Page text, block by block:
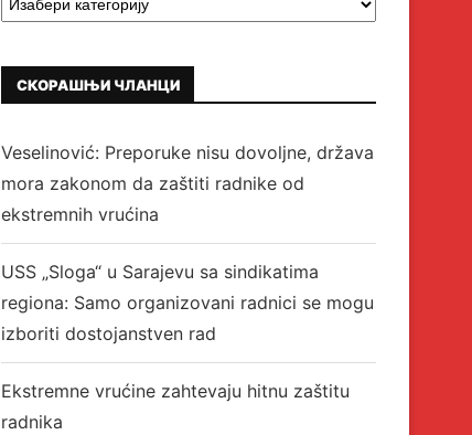
СКОРАШЊИ ЧЛАНЦИ
Veselinović: Preporuke nisu dovoljne, država
mora zakonom da zaštiti radnike od
ekstremnih vrućina
USS „Sloga“ u Sarajevu sa sindikatima
regiona: Samo organizovani radnici se mogu
izboriti dostojanstven rad
Ekstremne vrućine zahtevaju hitnu zaštitu
radnika